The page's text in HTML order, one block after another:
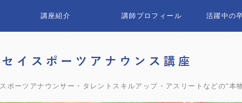
スポーツアナウンサー・タレントスキルアップ・アスリートなどの"本
講座紹介 講師プロフィール 活躍中の